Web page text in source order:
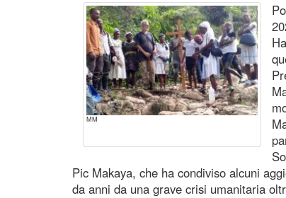
MM
Pic Makaya, che ha condiviso alcuni
da anni da una grave crisi umanitaria